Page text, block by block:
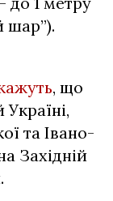
шар”).
, що
та Івано-
Західній